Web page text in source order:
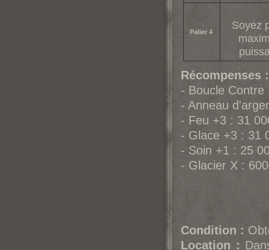
Palier 4
Soyez
Récompenses :
- Boucle Contre
- Anneau
- Feu +3 : 31
- Glace +3 : 31
- Soin +1 : 25
- Glacier X :
Condition :
Location :